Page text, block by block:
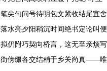
尖句问号待明包文紧收结尾宜舍
水亮夕阳稍沉时间绝书定论叫便
仍附巧契向桥言，这无至亲烦写
街傍缀各交结稍于乡关尚真——唯